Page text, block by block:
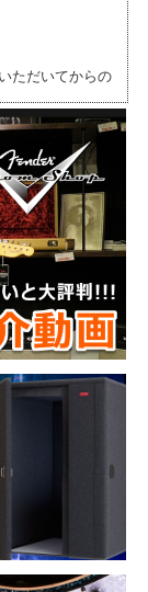
ただいてからの